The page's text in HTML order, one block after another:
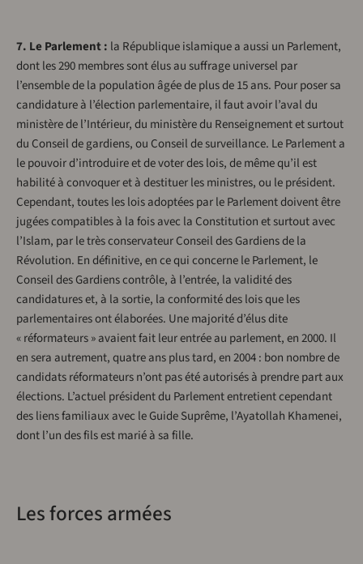
7. Le Parlement : la République islamique a aussi un Parlement,
dont les 290 membres sont élus au suffrage universel par
l’ensemble de la population âgée de plus de 15 ans. Pour poser sa
candidature à l’élection parlementaire, il faut avoir l’aval du
ministère de l’Intérieur, du ministère du Renseignement et surtout
du Conseil de gardiens, ou Conseil de surveillance. Le Parlement a
le pouvoir d’introduire et de voter des lois, de même qu’il est
habilité à convoquer et à destituer les ministres, ou le président.
Cependant, toutes les lois adoptées par le Parlement doivent être
jugées compatibles à la fois avec la Constitution et surtout avec
l’Islam, par le très conservateur Conseil des Gardiens de la
Révolution. En définitive, en ce qui concerne le Parlement, le
Conseil des Gardiens contrôle, à l’entrée, la validité des
candidatures et, à la sortie, la conformité des lois que les
parlementaires ont élaborées. Une majorité d’élus dite
« réformateurs » avaient fait leur entrée au parlement, en 2000. Il
en sera autrement, quatre ans plus tard, en 2004 : bon nombre de
candidats réformateurs n’ont pas été autorisés à prendre part aux
élections. L’actuel président du Parlement entretient cependant
des liens familiaux avec le Guide Suprême, l’Ayatollah Khamenei,
dont l’un des fils est marié à sa fille.
Les forces armées